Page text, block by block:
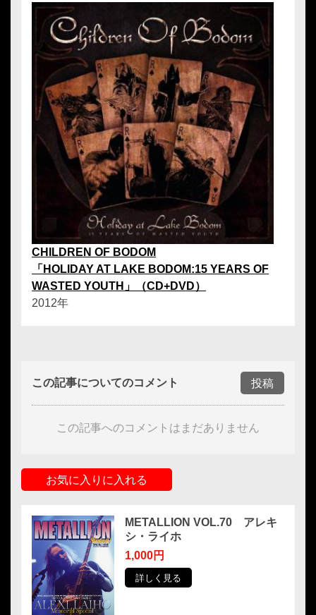
CHILDREN OF BODOM
「HOLIDAY AT LAKE BODOM:15 YEARS OF
WASTED YOUTH」（CD+DVD）
2012年
この記事についてのコメント 投稿
この記事へのコメントはまだありません
お気に入りに入れる
METALLION VOL.70 アレキ
シ・ライホ
1,000円
詳しく見る